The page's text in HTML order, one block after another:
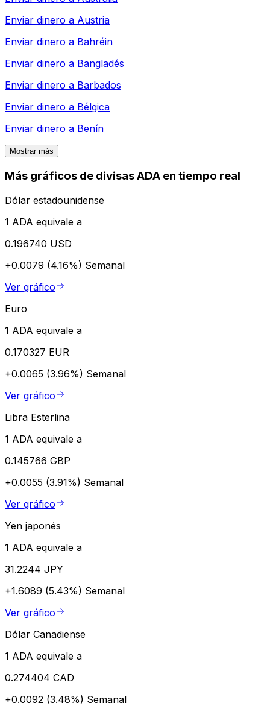
Enviar dinero a Austria
Enviar dinero a Bahréin
Enviar dinero a Bangladés
Enviar dinero a Barbados
Enviar dinero a Bélgica
Enviar dinero a Benín
Mostrar más
Más gráficos de divisas ADA en tiempo real
Dólar estadounidense
1 ADA equivale a
0.196740 USD
+0.0079 (4.16%) Semanal
Ver gráfico
Euro
1 ADA equivale a
0.170327 EUR
+0.0065 (3.96%) Semanal
Ver gráfico
Libra Esterlina
1 ADA equivale a
0.145766 GBP
+0.0055 (3.91%) Semanal
Ver gráfico
Yen japonés
1 ADA equivale a
31.2244 JPY
+1.6089 (5.43%) Semanal
Ver gráfico
Dólar Canadiense
1 ADA equivale a
0.274404 CAD
+0.0092 (3.48%) Semanal